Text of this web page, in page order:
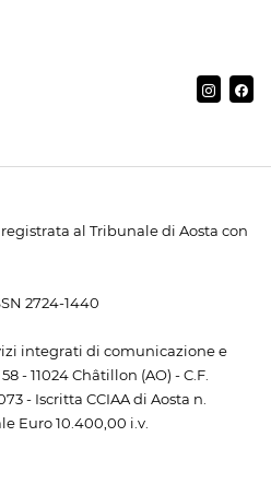
al Tribunale di Aosta con
2724-1440
integrati di comunicazione e
- 11024 Châtillon (AO) - C.F.
- Iscritta CCIAA di Aosta n.
Euro 10.400,00 i.v.